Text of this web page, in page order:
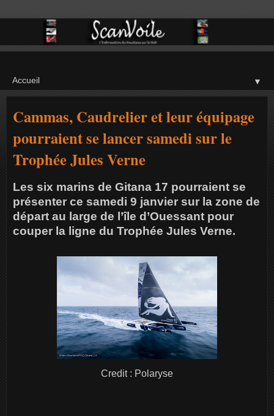
▼
Cammas, Caudrelier et leur équipage
pourraient se lancer samedi sur le
Trophée Jules Verne
Les six marins de Gitana 17 pourraient se
présenter ce samedi 9 janvier sur la zone de
départ au large de l’île d’Ouessant pour
couper la ligne du Trophée Jules Verne.
Credit : Polaryse